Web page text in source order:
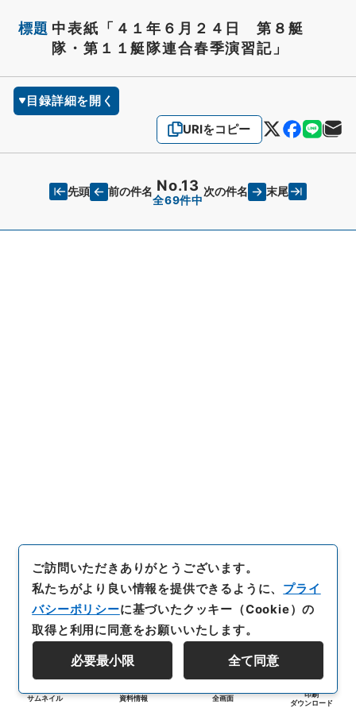
標題 中表紙「４１年６月２４日 第８艇
隊・第１１艇隊連合春季演習記」
目録詳細を開く
URIをコピー
先頭 前の件名 No.13
全69件中
次の件名 末尾
サムネイル 資料情報 全画面
印刷
ダウンロード
ご訪問いただきありがとうございます。
私たちがより良い情報を提供できるように、 プライ
バシーポリシーに基づいたクッキー（Cookie）の
取得と利用に同意をお願いいたします。
必要最小限 全て同意